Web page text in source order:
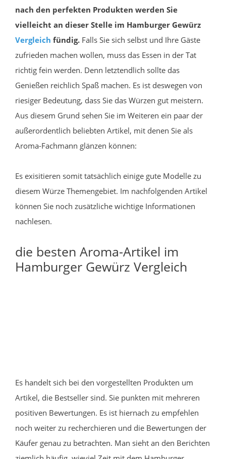
nach den perfekten Produkten werden Sie
vielleicht an dieser Stelle im Hamburger Gewürz
Vergleich fündig. Falls Sie sich selbst und Ihre Gäste
zufrieden machen wollen, muss das Essen in der Tat
richtig fein werden. Denn letztendlich sollte das
Genießen reichlich Spaß machen. Es ist deswegen von
riesiger Bedeutung, dass Sie das Würzen gut meistern.
Aus diesem Grund sehen Sie im Weiteren ein paar der
außerordentlich beliebten Artikel, mit denen Sie als
Aroma-Fachmann glänzen können:
Es exisitieren somit tatsächlich einige gute Modelle zu
diesem Würze Themengebiet. Im nachfolgenden Artikel
können Sie noch zusätzliche wichtige Informationen
nachlesen.
die besten Aroma-Artikel im
Hamburger Gewürz Vergleich
Es handelt sich bei den vorgestellten Produkten um
Artikel, die Bestseller sind. Sie punkten mit mehreren
positiven Bewertungen. Es ist hiernach zu empfehlen
noch weiter zu recherchieren und die Bewertungen der
Käufer genau zu betrachten. Man sieht an den Berichten